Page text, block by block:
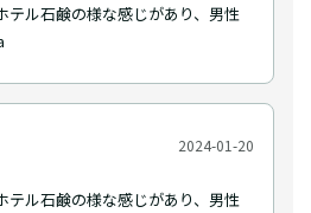
テル石鹸の様な感じがあり、男性
2024-01-20
テル石鹸の様な感じがあり、男性